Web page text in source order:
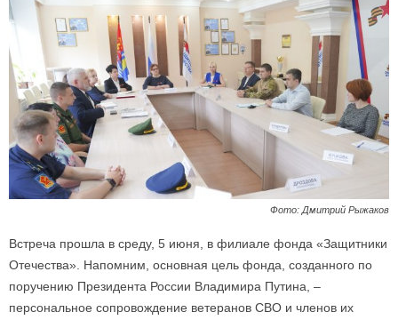
Фото: Дмитрий Рыжаков
Встреча прошла в среду, 5 июня, в филиале фонда «Защитники
Отечества». Напомним, основная цель фонда, созданного по
поручению Президента России Владимира Путина, –
персональное сопровождение ветеранов СВО и членов их